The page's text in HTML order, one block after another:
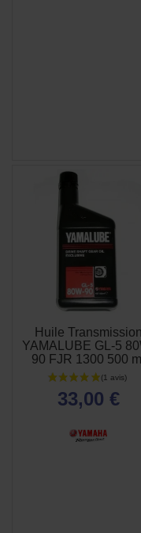
Huile Transmission
YAMALUBE GL-5
90 FJR 1300 500 ml
33,00 €
 APERÇU
RAPIDE